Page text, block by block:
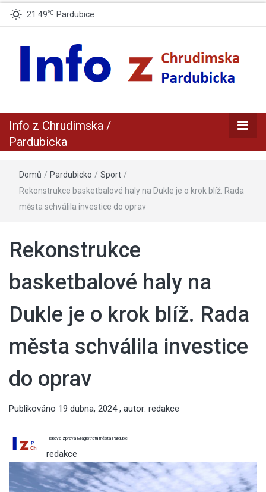
21.49℃ Pardubice
Info z
Info z Chrudimska /
Pardubicka
Domů / Pardubicko / Sport /
Rekonstrukce basketbalové haly na Dukle je o krok blíž. Rada
města schválila investice do oprav
Rekonstrukce
basketbalové haly na
Dukle je o krok blíž. Rada
města schválila investice
do oprav
Publikováno 19 dubna, 2024, autor: redakce
Tisková zpráva Magistrátu města Pardubic
redakce